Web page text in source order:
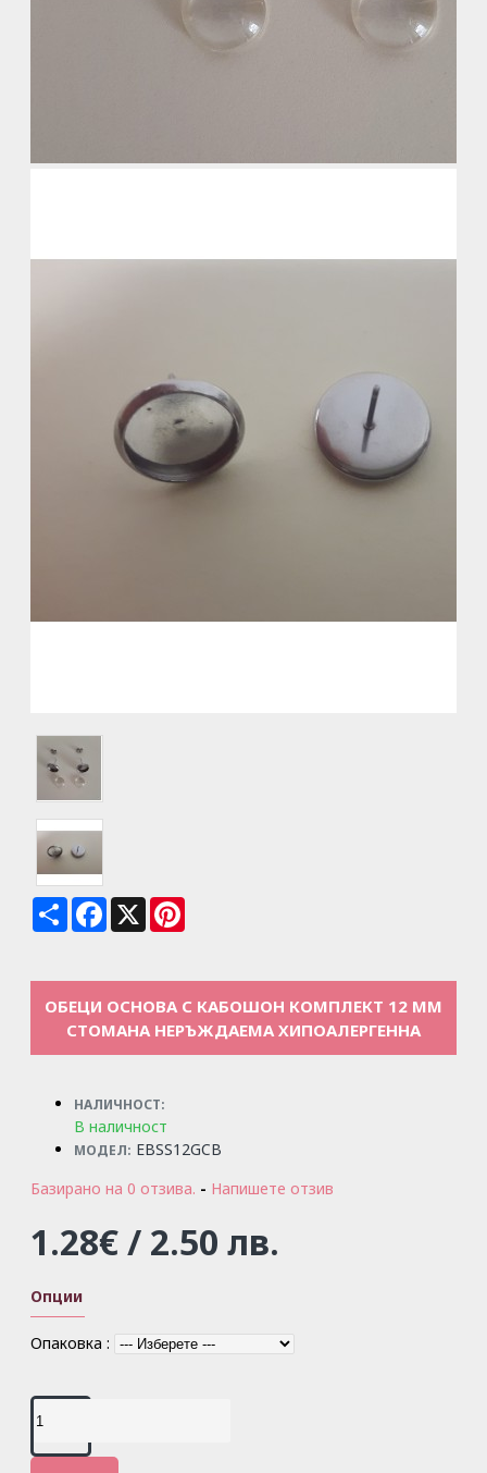
Share Facebook
X
ОБЕЦИ ОСНОВА С КАБОШОН КОМПЛЕКТ 12 ММ
СТОМАНА НЕРЪЖДАЕМА ХИПОАЛЕРГЕННА
НАЛИЧНОСТ:
В наличност
МОДЕЛ: EBSS12GCB
Базирано на 0 отзива. - Напишете отзив
1.28€ / 2.50 лв.
Опции
Опаковка :